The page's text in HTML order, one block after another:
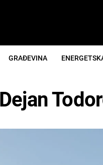
GRAĐEVINA